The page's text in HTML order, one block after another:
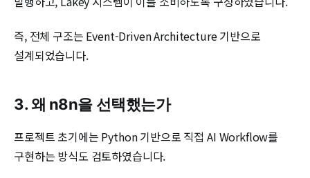
즉, 전체 구조는 Event-Driven Architecture 기반으로
설계되었습니다.
3. 왜 n8n을 선택했는가
프로젝트 초기에는 Python 기반으로 직접 AI Workflow를
구현하는 방식도 검토하였습니다.